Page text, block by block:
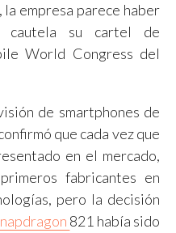
, la empresa parece haber
cautela su cartel de
World Congress del
de smartphones de
que cada vez que
en el mercado,
fabricantes en
pero la decisión
821 había sido